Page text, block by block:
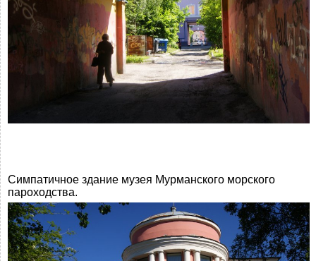
Симпатичное здание музея Мурманского морского
пароходства.